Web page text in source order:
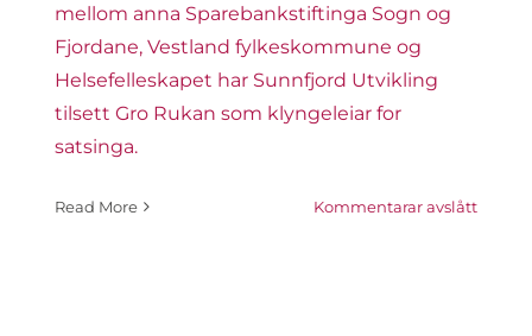
mellom anna Sparebankstiftinga Sogn og
Fjordane, Vestland fylkeskommune og
Helsefelleskapet har Sunnfjord Utvikling
tilsett Gro Rukan som klyngeleiar for
satsinga.
Read More Kommentarar avslåttpå